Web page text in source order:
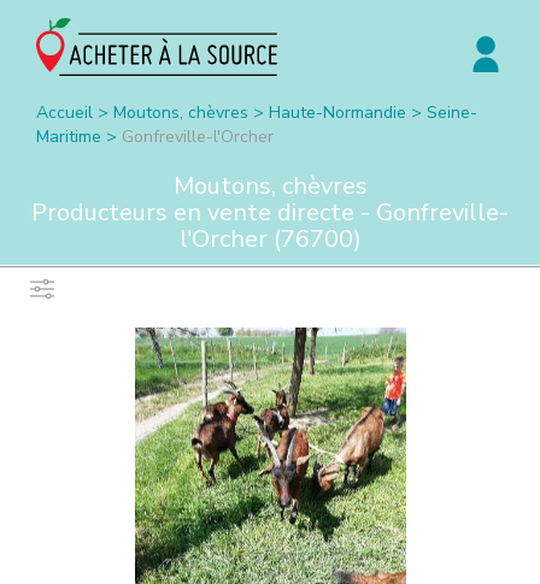
Accueil > Moutons, chèvres > Haute-Normandie > Seine-
Maritime > Gonfreville-l'Orcher
Moutons, chèvres
Producteurs en vente directe - Gonfreville-
l'Orcher(76700)